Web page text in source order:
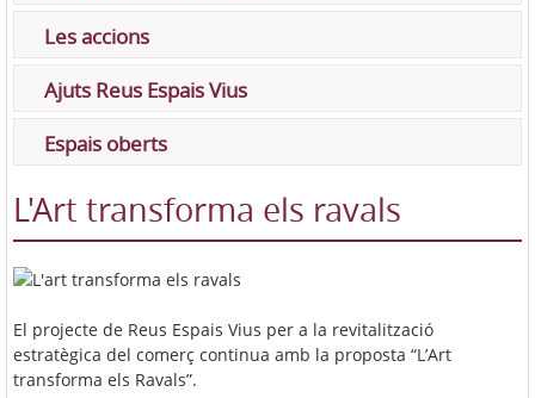
Les accions
Ajuts Reus Espais Vius
Espais oberts
L'Art transforma els ravals
El projecte de Reus Espais Vius per a la revitalització
estratègica del comerç continua amb la proposta “L’Art
transforma els Ravals”.